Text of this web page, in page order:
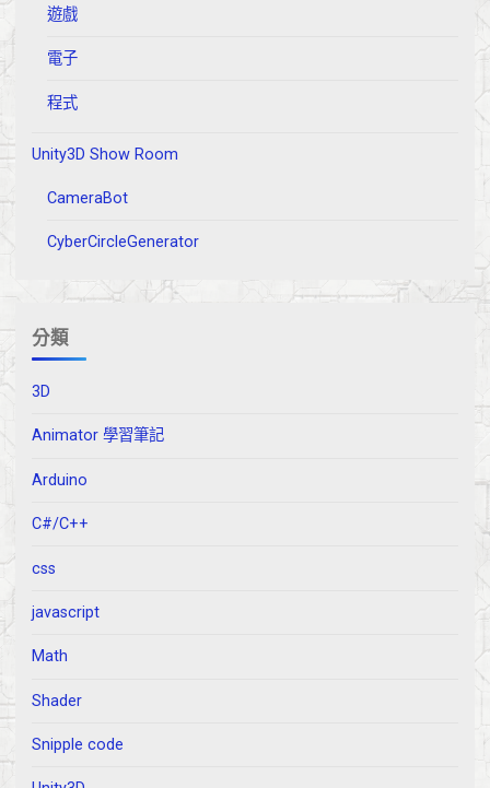
遊戲
電子
程式
Unity3D Show Room
CameraBot
CyberCircleGenerator
分類
3D
Animator 學習筆記
Arduino
C#/C++
css
javascript
Math
Shader
Snipple code